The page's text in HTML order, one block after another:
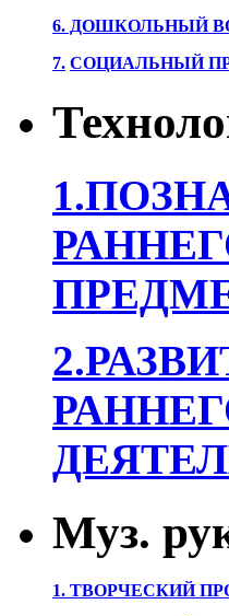
6. ДОШКОЛЬНЫЙ
7. СОЦИАЛЬНЫЙ
Муз.
1. ТВОРЧЕСКИЙ